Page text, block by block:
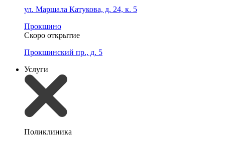
ул. Маршала Катукова, д. 24, к. 5
Прокшино
Скоро открытие
Прокшинский пр., д. 5
Услуги
Поликлиника